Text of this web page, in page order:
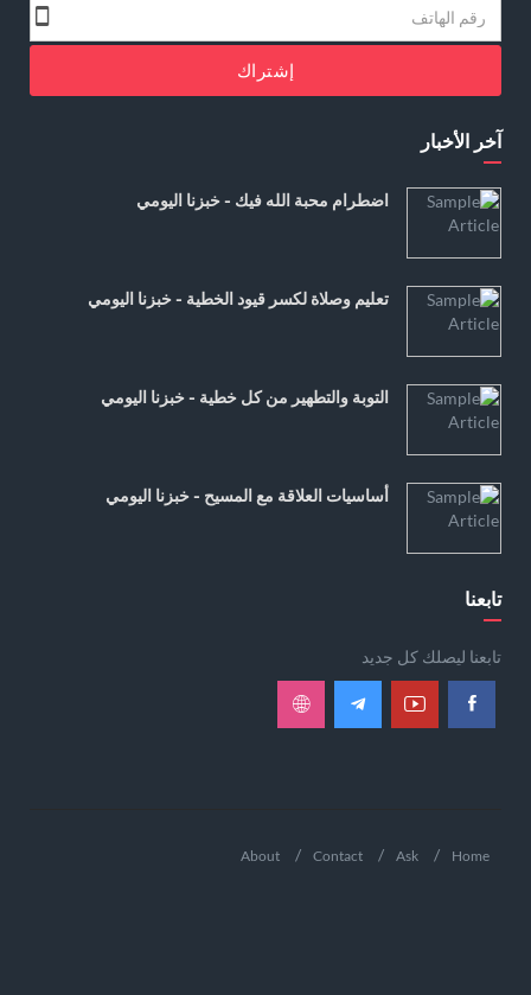
إشتراك
آخر الأخبار
اضطرام محبة الله فيك - خبزنا اليومي
تعليم وصلاة لكسر قيود الخطية - خبزنا اليومي
التوبة والتطهير من كل خطية - خبزنا اليومي
أساسيات العلاقة مع المسيح - خبزنا اليومي
تابعنا
تابعنا ليصلك كل جديد
Home
Ask
Contact
About